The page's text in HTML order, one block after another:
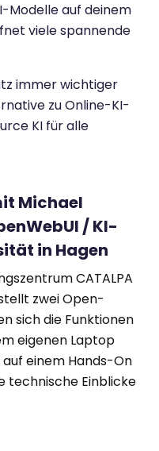
Modelle auf deinem
viele spannende
immer wichtiger
zu Online-KI-
KI für alle
Michael
/ KI-
in Hagen
CATALPA
zwei Open-
sich die Funktionen
eigenen Laptop
einem Hands-On
technische Einblicke